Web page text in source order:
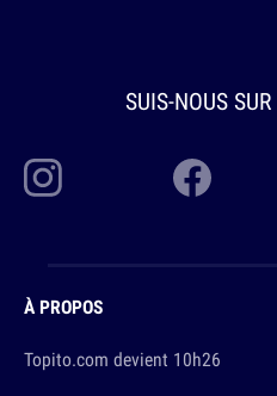
SUIS-NOUS SUR
À PROPOS
Topito.com devient 10h26